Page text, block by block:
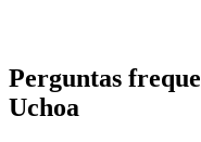
Perguntas
Uchoa